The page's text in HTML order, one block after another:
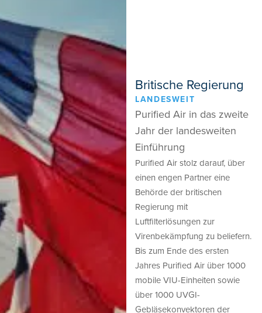
Britische Regierung
LANDESWEIT
Purified Air in das zweite
Jahr der landesweiten
Einführung
Purified Air stolz darauf, über
einen engen Partner eine
Behörde der britischen
Regierung mit
Luftfilterlösungen zur
Virenbekämpfung zu beliefern.
Bis zum Ende des ersten
Jahres Purified Air über 1000
mobile VIU-Einheiten sowie
über 1000 UVGI-
Gebläsekonvektoren der